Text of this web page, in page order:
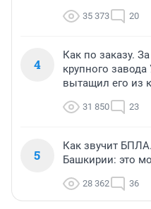
35 373 20
4
Как по заказу.
крупного
вытащил его из
31 850 23
5
Как звучит
Башкирии: это
28 362 36